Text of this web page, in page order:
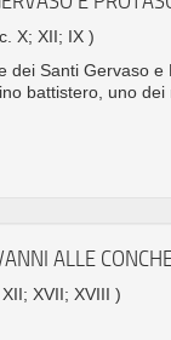
X; XII; IX )
dei Santi Gervaso
battistero, uno
ALLE
XVII; XVIII )